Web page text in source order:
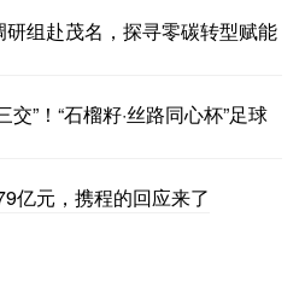
组赴茂名，探寻零碳转型赋能
”！“石榴籽·丝路同心杯”足球
亿元，携程的回应来了